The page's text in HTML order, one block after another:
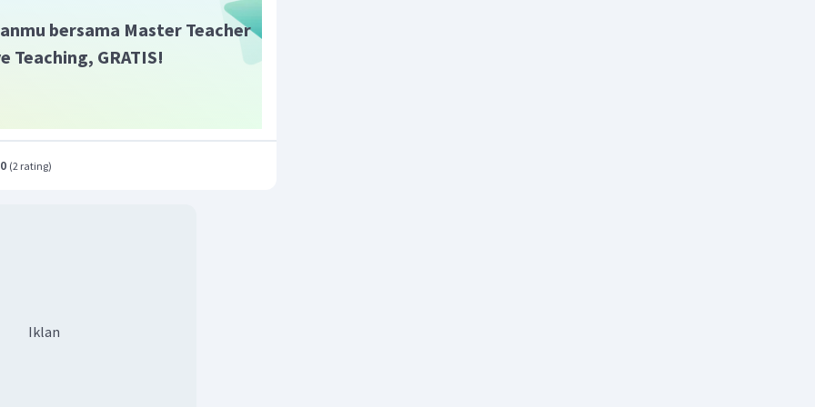
memiliki asam konjugasi karena
+
bersama Master Teacher
Teaching, GRATIS!
(2 rating)
Iklan